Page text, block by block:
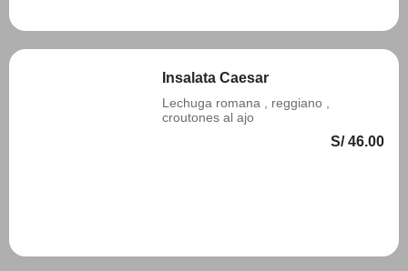
Insalata Caesar
Lechuga romana , reggiano ,
croutones al ajo
S/ 46.00